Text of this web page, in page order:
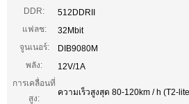
DDR:
512DDRII
แฟลช:
32Mbit
จูนเนอร์:
DIB9080M
พลัง:
12V/1A
การเคลื่อนที่
สูง:
ความเร็วสูงสุด 80-120km / h (T2-